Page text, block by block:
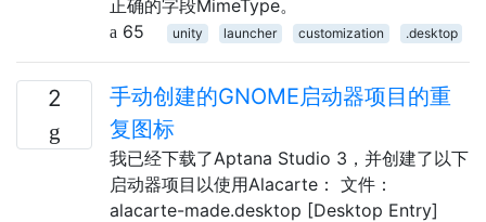
正确的字段MimeType。
65
unity launcher customization .desktop
2
手动创建的GNOME启动器项目的重
复图标
我已经下载了Aptana Studio 3，并创建了以下
启动器项目以使用Alacarte： 文件：
alacarte-made.desktop [Desktop Entry]